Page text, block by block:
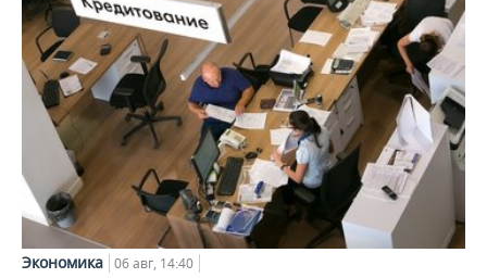
Экономика 06 авг, 14:40